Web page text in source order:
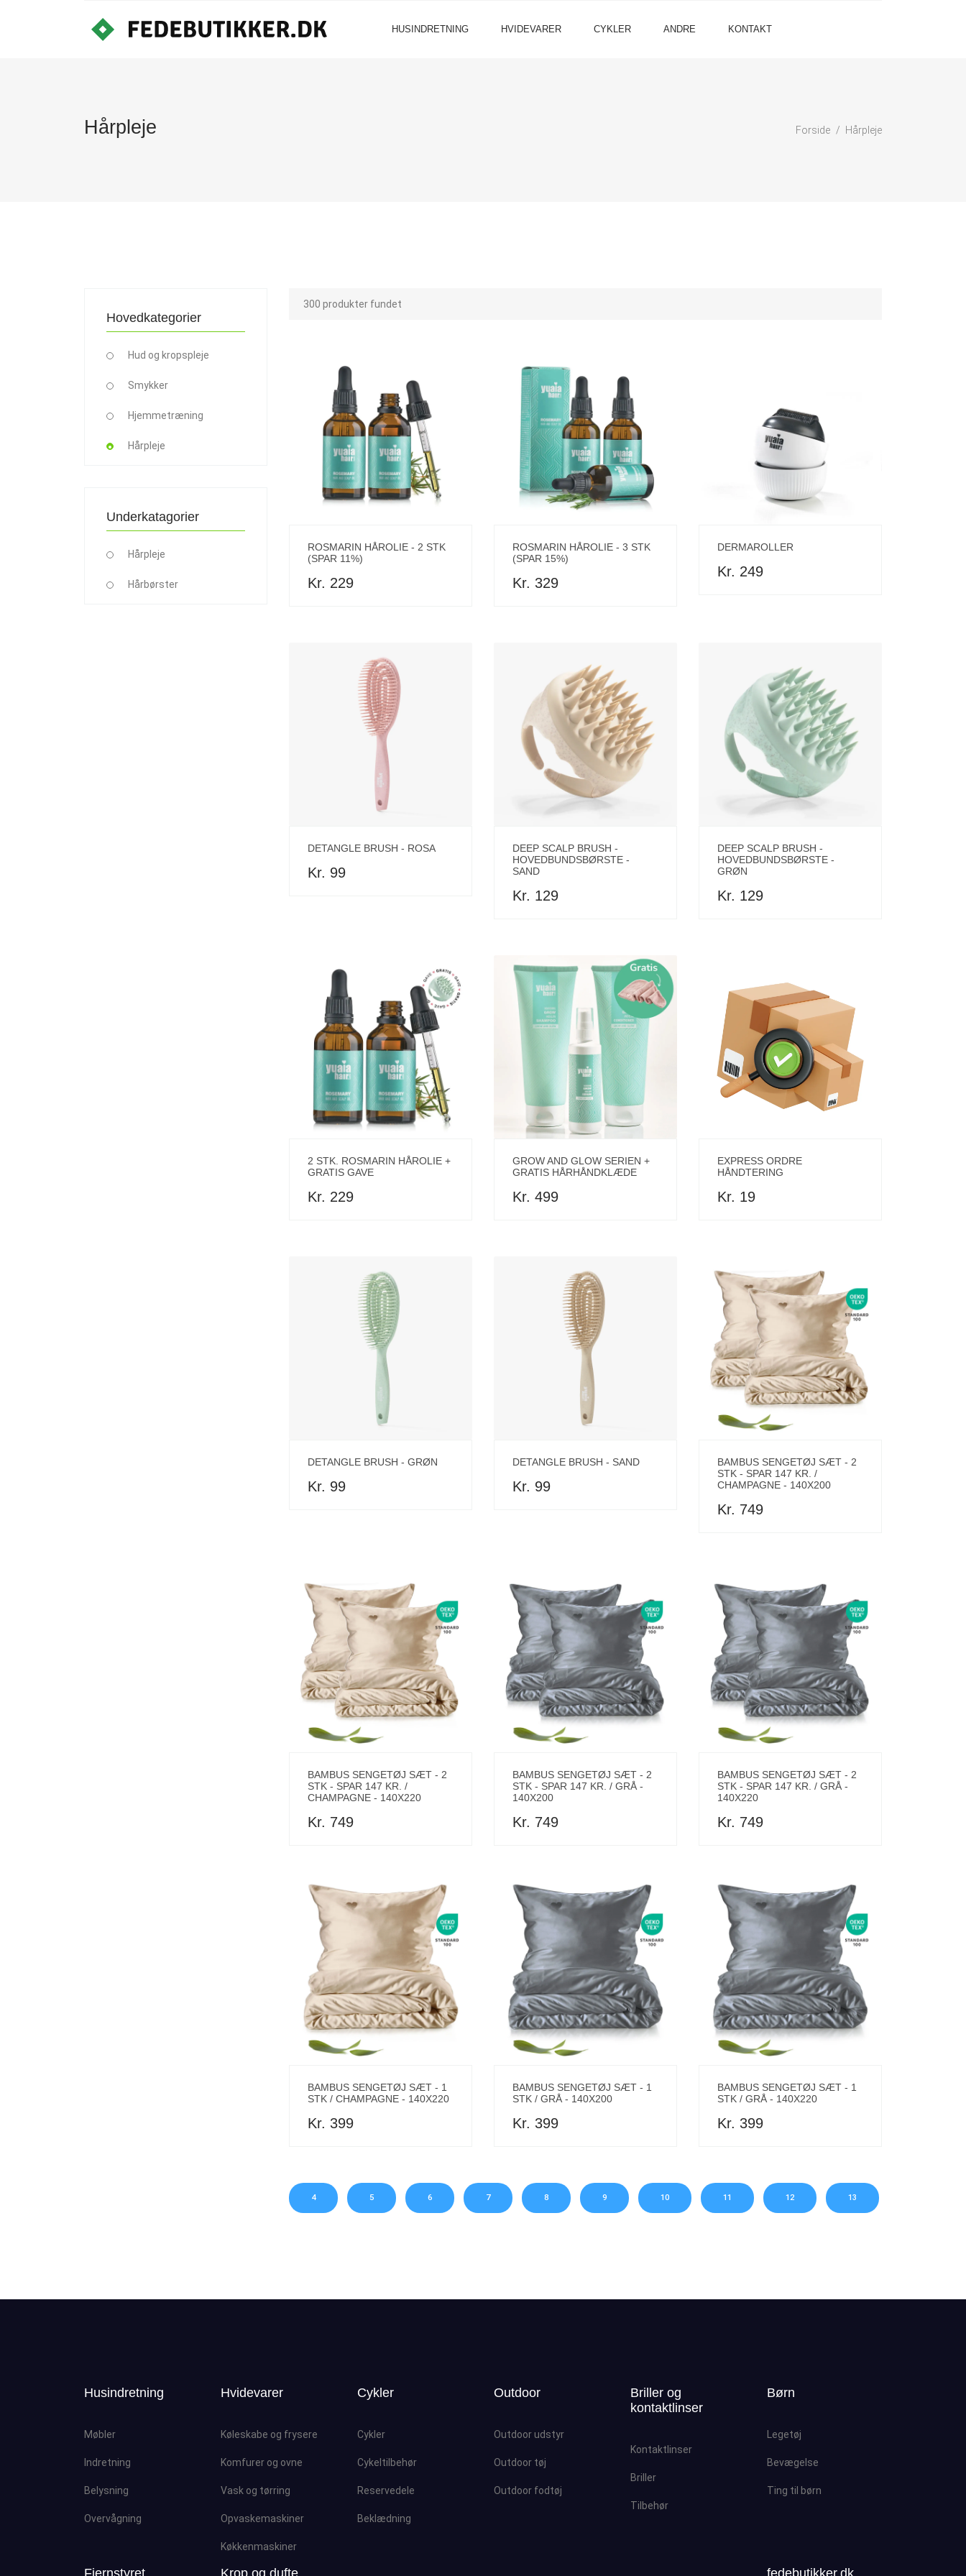
HUSINDRETNING HVIDEVARER CYKLER ANDRE KONTAKT
Hårpleje Forside Hårpleje
300 produkter fundet
ROSMARIN HÅROLIE - 2 STK
(SPAR 11%)
Kr. 229
ROSMARIN HÅROLIE - 3 STK
(SPAR 15%)
Kr. 329
DERMAROLLER
Kr. 249
DETANGLE BRUSH - ROSA
Kr. 99
DEEP SCALP BRUSH -
HOVEDBUNDSBØRSTE -
SAND
Kr. 129
DEEP SCALP BRUSH -
HOVEDBUNDSBØRSTE -
GRØN
Kr. 129
2 STK. ROSMARIN HÅROLIE +
GRATIS GAVE
Kr. 229
GROW AND GLOW SERIEN +
GRATIS HÅRHÅNDKLÆDE
Kr. 499
EXPRESS ORDRE
HÅNDTERING
Kr. 19
DETANGLE BRUSH - GRØN
Kr. 99
DETANGLE BRUSH - SAND
Kr. 99
BAMBUS SENGETØJ SÆT - 2
STK - SPAR 147 KR. /
CHAMPAGNE - 140X200
Kr. 749
BAMBUS SENGETØJ SÆT - 2
STK - SPAR 147 KR. /
CHAMPAGNE - 140X220
Kr. 749
BAMBUS SENGETØJ SÆT - 2
STK - SPAR 147 KR. / GRÅ -
140X200
Kr. 749
BAMBUS SENGETØJ SÆT - 2
STK - SPAR 147 KR. / GRÅ -
140X220
Kr. 749
BAMBUS SENGETØJ SÆT - 1
STK / CHAMPAGNE - 140X220
Kr. 399
BAMBUS SENGETØJ SÆT - 1
STK / GRÅ - 140X200
Kr. 399
BAMBUS SENGETØJ SÆT - 1
STK / GRÅ - 140X220
Kr. 399
4 5 6 7 8 9 10 11 12 13
Hovedkategorier
Hud og kropspleje
Smykker
Hjemmetræning
Hårpleje
Underkatagorier
Hårpleje
Hårbørster
Husindretning
Møbler
Indretning
Belysning
Overvågning
Hvidevarer
Køleskabe og frysere
Komfurer og ovne
Vask og tørring
Opvaskemaskiner
Køkkenmaskiner
Cykler
Cykler
Cykeltilbehør
Reservedele
Beklædning
Outdoor
Outdoor udstyr
Outdoor tøj
Outdoor fodtøj
Briller og
kontaktlinser
Kontaktlinser
Briller
Tilbehør
Børn
Legetøj
Bevægelse
Ting til børn
Fjernstyret Krop og dufte fedebutikker.dk